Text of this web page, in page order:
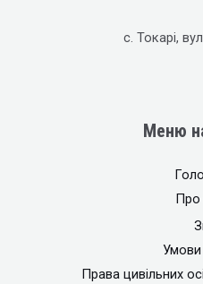
с. Токарі,
Меню
Про
Права цивільних